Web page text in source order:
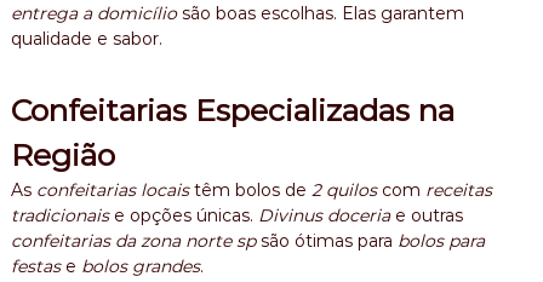
entrega a domicíliosão boas escolhas. Elas garantem
qualidade e sabor.
Confeitarias Especializadas na
Região
As confeitarias locaistêm bolos de 2 quiloscom receitas
tradicionaise opções únicas. Divinus doceriae outras
confeitarias da zona norte spsão ótimas para bolos para
festase bolos grandes.